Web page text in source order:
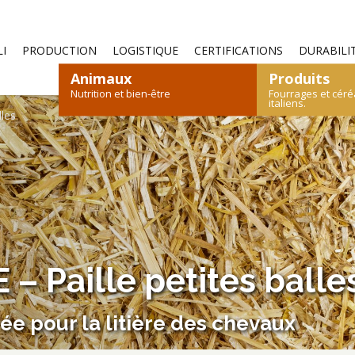
PRODUCTION LOGISTIQUE CERTIFICATIONS
Animaux
Nutrition et bien-être
OVINS ET CAPRINS LÉPORIDÉS VOLAILLES
CATALOGUE DES PRODUITS
Produits
Fourrages et
italiens.
FOIN PAILLE CÉRÉALES
CATALOGUE DES PRODUITS
– Paille petites
pour la litière des chevaux